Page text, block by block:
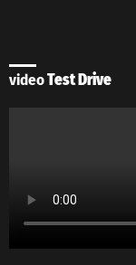
videoTest Drive